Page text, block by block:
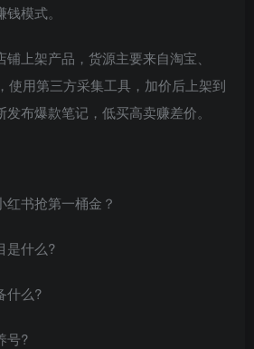
模式。
上架产品，货源主要来自淘宝、
使用第三方采集工具，加价后上架到
布爆款笔记，低买高卖赚差价。
书抢第一桶金？
是什么?
什么?
号?